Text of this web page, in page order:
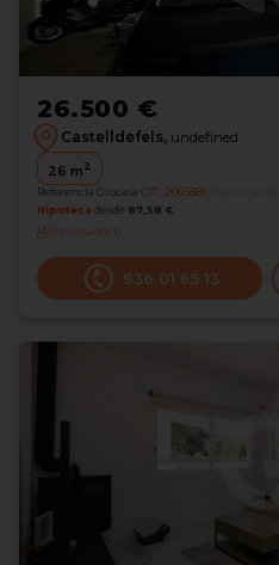
26.500 €
Castelldefels, undefined
26 m2
Referencia Grocasa G17_2065889
Hipoteca desde 87,38 €
Interesados0
936 01 65 13